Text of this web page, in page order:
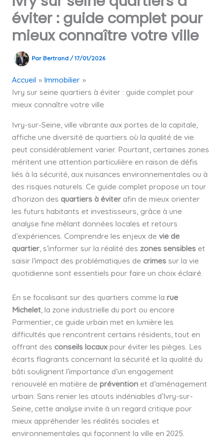
éviter : guide complet pour
mieux connaître votre ville
Par Bertrand /17/01/2026
Accueil
Immobilier
Ivry sur seine quartiers à éviter : guide complet pour
mieux connaître votre ville
Ivry-sur-Seine, ville vibrante aux portes de la capitale,
affiche une diversité de quartiers où la qualité de vie
peut considérablement varier. Pourtant, certaines zones
méritent une attention particulière en raison de défis
liés à la sécurité, aux nuisances environnementales ou à
des risques naturels. Ce guide complet propose un tour
d’horizon des quartiers à éviterafin de mieux orienter
les futurs habitants et investisseurs, grâce à une
analyse fine mêlant données locales et retours
d’expériences. Comprendre les enjeux de vie de
quartier, s’informer sur la réalité des zones sensibleset
saisir l’impact des problématiques de crimessur la vie
quotidienne sont essentiels pour faire un choix éclairé.
En se focalisant sur des quartiers comme la rue
Michelet, la zone industrielle du port ou encore
Parmentier, ce guide urbain met en lumière les
difficultés que rencontrent certains résidents, tout en
offrant des conseils locauxpour éviter les pièges. Les
écarts flagrants concernant la sécurité et la qualité du
bâti soulignent l’importance d’un engagement
renouvelé en matière de préventionet d’aménagement
urbain. Sans renier les atouts indéniables d’Ivry-sur-
Seine, cette analyse invite à un regard critique pour
mieux appréhender les réalités sociales et
environnementales qui façonnent la ville en 2025.